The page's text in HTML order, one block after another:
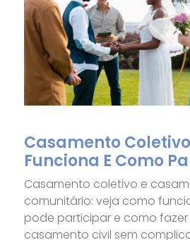
Casamento
Funciona E Como
Casamento coletivo e
comunitário: veja como
pode participar e como fazer
casamento civil sem